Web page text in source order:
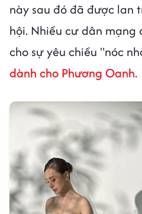
này sau đó đã được lan
hội. Nhiều cư dân
cho sự yêu chiều "nóc
dành cho Phương Oanh.